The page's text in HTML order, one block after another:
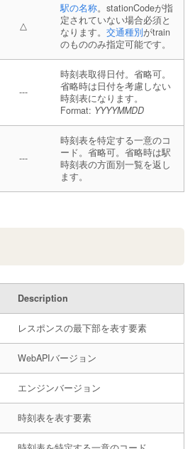
△
駅の名称。stationCodeが指
定されていない場合必須と
なります。 交通種別がtrain
のもののみ指定可能です。
---
時刻表取得日付。省略可。
省略時は日付を考慮しない
時刻表になります。
Format: YYYYMMDD
---
時刻表を特定する一意のコ
ード。省略可。省略時は駅
時刻表の方面別一覧を返し
ます。
Description
レスポンスの最下部を表す要素
WebAPIバージョン
エンジンバージョン
時刻表を表す要素